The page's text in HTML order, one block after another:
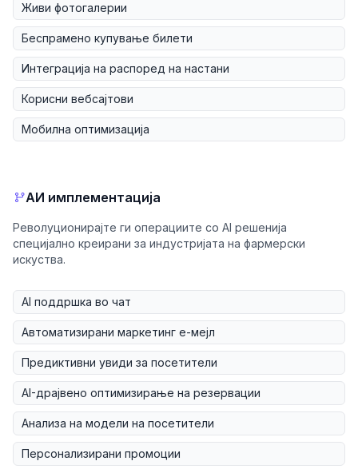
Живи фотогалерии
Беспрамено купување билети
Интеграција на распоред на настани
Корисни вебсајтови
Мобилна оптимизација
АИ имплементација
Револуционирајте ги операциите со AI решенија
специјално креирани за индустријата на фармерски
искуства.
AI поддршка во чат
Автоматизирани маркетинг е-мејл
Предиктивни увиди за посетители
AI-драјвено оптимизирање на резервации
Анализа на модели на посетители
Персонализирани промоции